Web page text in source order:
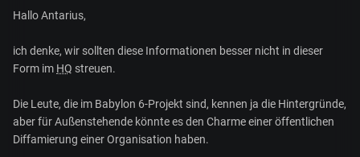
Hallo Antarius,
ich denke, wir sollten diese Informationen besser nicht in dieser
Form im HQ streuen.
Die Leute, die im Babylon 6-Projekt sind, kennen ja die Hintergründe,
aber für Außenstehende könnte es den Charme einer öffentlichen
Diffamierung einer Organisation haben.